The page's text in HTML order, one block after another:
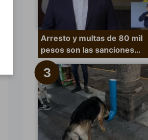
Arresto y multas de 80 mil
pesos son las sanciones…